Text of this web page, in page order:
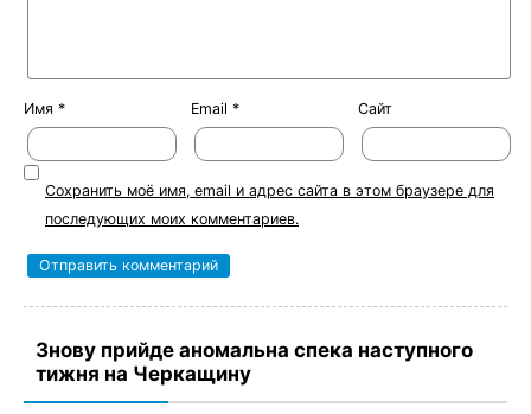
Имя * Email * Сайт
Сохранить моё имя, email и адрес сайта в этом браузере для
последующих моих комментариев.
Знову прийде аномальна спека наступного
тижня на Черкащину